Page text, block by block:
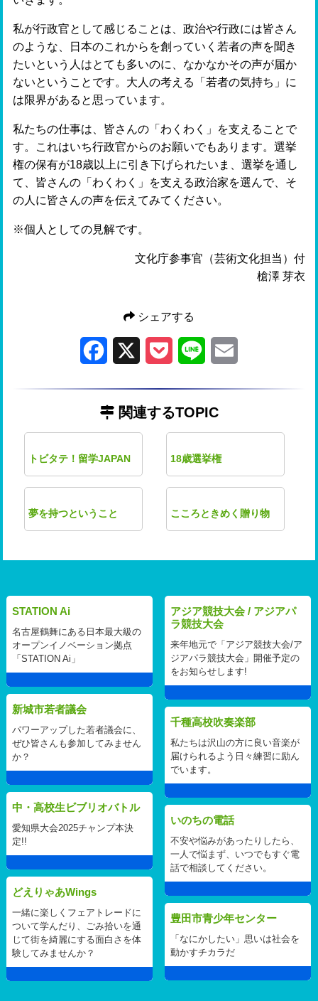
私が行政官として感じることは、政治や行政には皆さん
のような、日本のこれからを創っていく若者の声を聞き
たいという人はとても多いのに、なかなかその声が届か
ないということです。大人の考える「若者の気持ち」に
は限界があると思っています。
私たちの仕事は、皆さんの「わくわく」を支えることで
す。これはいち行政官からのお願いでもあります。選挙
権の保有が18歳以上に引き下げられたいま、選挙を通し
て、皆さんの「わくわく」を支える政治家を選んで、そ
の人に皆さんの声を伝えてみてください。
※個人としての見解です。
文化庁参事官（芸術文化担当）付
槍澤 芽衣
シェアする
Facebook Pocket Line
関連するTOPIC
トビタテ！留学JAPAN 18歳選挙権
夢を持つということ こころときめく贈り物
STATION Ai
名古屋鶴舞にある日本最大級の
オープンイノベーション拠点
「STATION Ai」
アジア競技大会 / アジアパ
ラ競技大会
来年地元で「アジア競技大会/ア
ジアパラ競技大会」開催予定の
をお知らせします!
新城市若者議会
パワーアップした若者議会に、
ぜひ皆さんも参加してみません
か？
千種高校吹奏楽部
私たちは沢山の方に良い音楽が
届けられるよう日々練習に励ん
でいます。
中・高校生ビブリオバトル
愛知県大会2025チャンプ本決
定!!
いのちの電話
不安や悩みがあったりしたら、
一人で悩まず、いつでもすぐ電
話で相談してください。
どえりゃあWings
一緒に楽しくフェアトレードに
ついて学んだり、ごみ拾いを通
じて街を綺麗にする面白さを体
験してみませんか？
豊田市青少年センター
「なにかしたい」思いは社会を
動かすチカラだ